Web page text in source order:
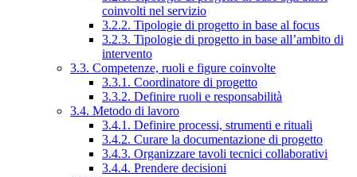
coinvolti nel servizio
3.2.2. Tipologie di progetto in base al focus
3.2.3. Tipologie di progetto in base all’ambito di
intervento
3.3. Competenze, ruoli e figure coinvolte
3.3.1. Coordinatore di progetto
3.3.2. Definire ruoli e responsabilità
3.4. Metodo di lavoro
3.4.1. Definire processi, strumenti e rituali
3.4.2. Curare la documentazione di progetto
3.4.3. Organizzare tavoli tecnici collaborativi
3.4.4. Prendere decisioni